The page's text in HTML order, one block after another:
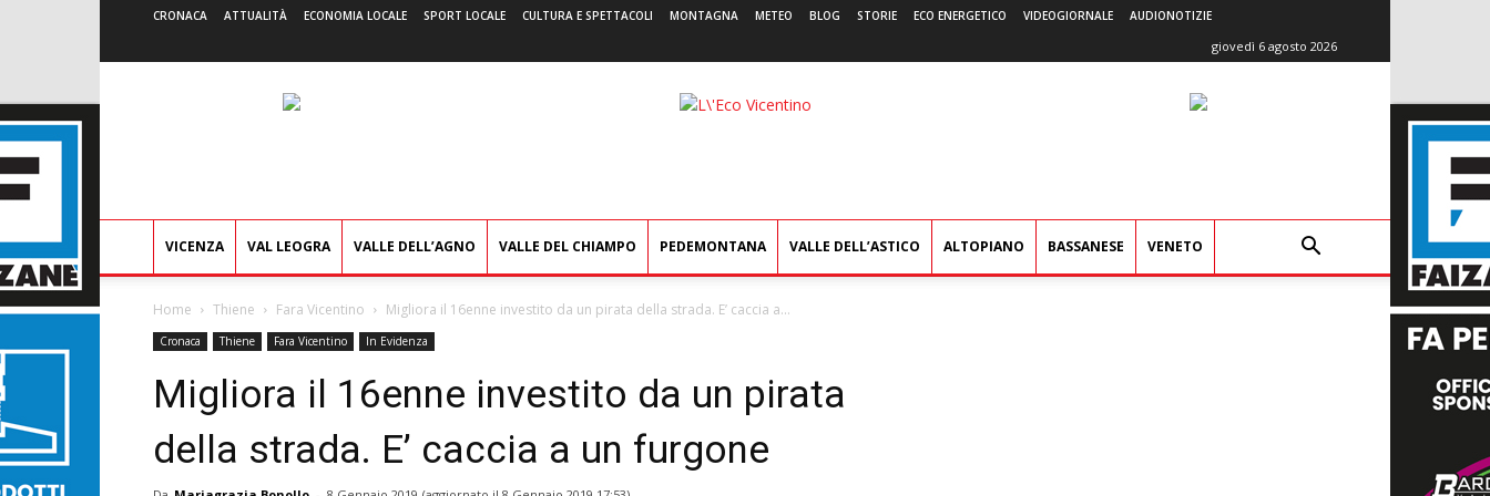
CRONACA ATTUALITÀ ECONOMIA LOCALE SPORT LOCALE CULTURA E SPETTACOLI MONTAGNA METEO BLOG STORIE ECO ENERGETICO VIDEOGIORNALE AUDIONOTIZIE
giovedì 6 agosto 2026
L'Eco
VICENZA VAL LEOGRA VALLE DELL’AGNO VALLE DEL CHIAMPO PEDEMONTANA VALLE DELL’ASTICO ALTOPIANO BASSANESE VENETO
Home Thiene Fara Vicentino Migliora il 16enne investito da un pirata della strada. E’ caccia a...
Cronaca Thiene Fara Vicentino In Evidenza
Migliora il 16enne investito da un pirata
della strada. E’ caccia a un furgone